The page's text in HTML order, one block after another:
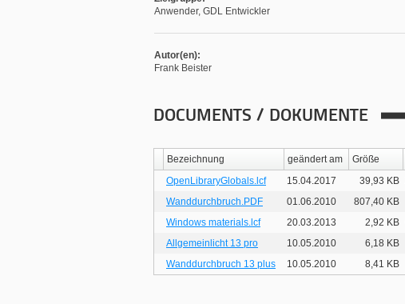
Anwender, GDL Entwickler
Autor(en):
Frank Beister
DOCUMENTS / DOKUMENTE
Bezeichnung geändert am Größe
OpenLibraryGlobals.lcf
15.04.2017 39,93 KB
Wanddurchbruch.PDF
01.06.2010 807,40 KB
Windows materials.lcf
20.03.2013 2,92 KB
Allgemeinlicht 13 pro
10.05.2010 6,18 KB
Wanddurchbruch 13 plus
10.05.2010 8,41 KB